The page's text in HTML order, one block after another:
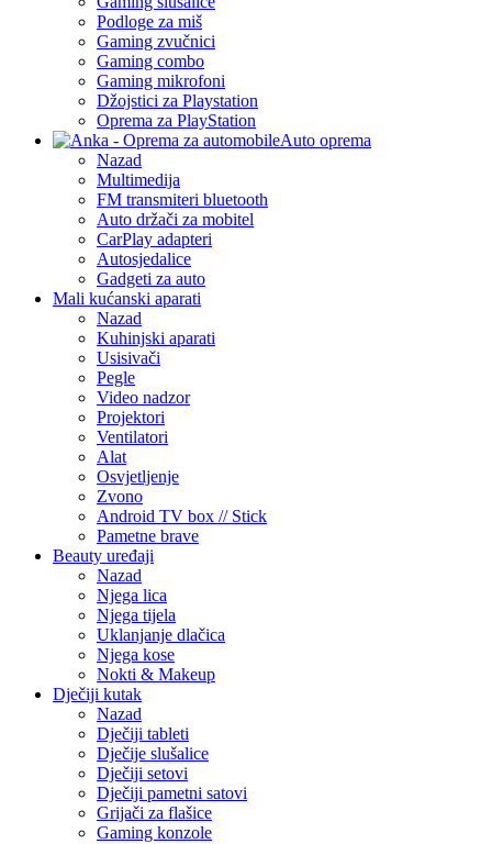
Podloge za miš
Gaming zvučnici
Gaming combo
Gaming mikrofoni
Džojstici za Playstation
Oprema za PlayStation
Auto oprema
Nazad
Multimedija
FM transmiteri bluetooth
Auto držači za mobitel
CarPlay adapteri
Autosjedalice
Gadgeti za auto
Mali kućanski aparati
Nazad
Kuhinjski aparati
Usisivači
Pegle
Video nadzor
Projektori
Ventilatori
Alat
Osvjetljenje
Zvono
Android TV box // Stick
Pametne brave
Beauty uređaji
Nazad
Njega lica
Njega tijela
Uklanjanje dlačica
Njega kose
Nokti & Makeup
Dječiji kutak
Nazad
Dječiji tableti
Dječije slušalice
Dječiji setovi
Dječiji pametni satovi
Grijači za flašice
Gaming konzole